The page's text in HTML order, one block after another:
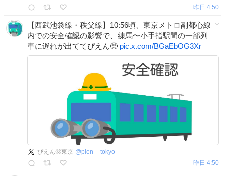
昨日 4:50
【西武池袋線・秩父線】10:56頃、東京メトロ副都心線
内での安全確認の影響で、練馬〜小手指駅間の一部列
車に遅れが出ててぴえん🥺 pic.x.com/BGaEbOG3Xr
ぴえん🥺東京 @pien__tokyo
昨日 4:50